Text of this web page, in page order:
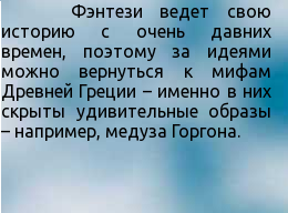
Фэнтези ведет свою
историю с очень давних
времен, поэтому за идеями
можно вернуться к мифам
Древней Греции – именно в них
скрыты удивительные образы
– например, медуза Горгона.